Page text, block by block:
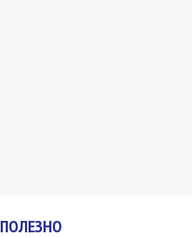
ПОЛЕЗНО